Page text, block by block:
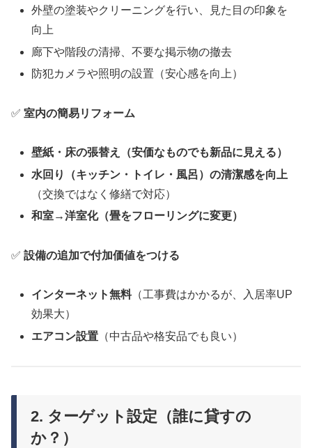
外壁の塗装やクリーニングを行い、見た目の印象を
向上
廊下や階段の清掃、不要な掲示物の撤去
防犯カメラや照明の設置（安心感を向上）
✅ 室内の簡易リフォーム
壁紙・床の張替え（安価なものでも新品に見える）
水回り（キッチン・トイレ・風呂）の清潔感を向上
（交換ではなく修繕で対応）
和室→洋室化（畳をフローリングに変更）
✅ 設備の追加で付加価値をつける
インターネット無料（工事費はかかるが、入居率UP
効果大）
エアコン設置 （中古品や格安品でも良い）
2. ターゲット設定（誰に貸すの
か？）